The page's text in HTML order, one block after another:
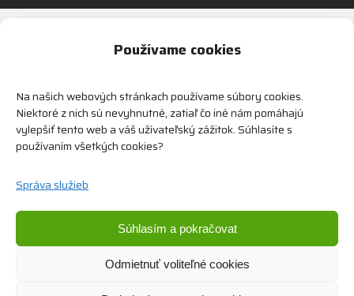
Používame cookies
Na našich webových stránkach používame súbory cookies.
Niektoré z nich sú nevyhnutné, zatiaľ čo iné nám pomáhajú
vylepšiť tento web a váš užívateľský zážitok. Súhlasíte s
používaním všetkých cookies?
Správa služieb
Súhlasím a pokračovat
Odmietnuť voliteľné cookies
Dodávame bezpečnostné zariadenia od popredných
svetových výrobcov.
až po vyhodnotenie.